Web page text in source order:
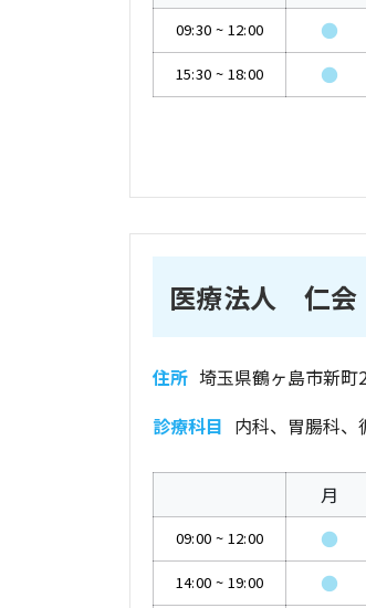
09:30 ~ 12:00 ●
15:30 ~ 18:00 ●
医療法人 仁
住所 埼玉県鶴ヶ島市新町
診療科目 内科、胃腸科、
月
09:00 ~ 12:00 ●
14:00 ~ 19:00 ●